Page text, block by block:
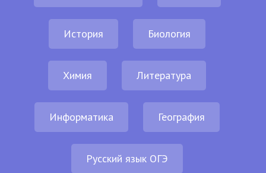
История Биология
Химия Литература
Информатика География
Русский язык ОГЭ